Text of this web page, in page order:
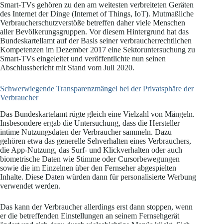
Smart-TVs gehören zu den am weitesten verbreiteten Geräten
des Internet der Dinge (Internet of Things, IoT). Mutmaßliche
Verbraucherschutzverstöße betreffen daher viele Menschen
aller Bevölkerungsgruppen. Vor diesem Hintergrund hat das
Bundeskartellamt auf der Basis seiner verbraucherrechtlichen
Kompetenzen im Dezember 2017 eine Sektoruntersuchung zu
Smart-TVs eingeleitet und veröffentlichte nun seinen
Abschlussbericht mit Stand vom Juli 2020.
Schwerwiegende Transparenzmängel bei der Privatsphäre der
Verbraucher
Das Bundeskartelamt rügte gleich eine Vielzahl von Mängeln.
Insbesondere ergab die Untersuchung, dass die Hersteller
intime Nutzungsdaten der Verbraucher sammeln. Dazu
gehören etwa das generelle Sehverhalten eines Verbrauchers,
die App-Nutzung, das Surf- und Klickverhalten oder auch
biometrische Daten wie Stimme oder Cursorbewegungen
sowie die im Einzelnen über den Fernseher abgespielten
Inhalte. Diese Daten würden dann für personalisierte Werbung
verwendet werden.
Das kann der Verbraucher allerdings erst dann stoppen, wenn
er die betreffenden Einstellungen an seinem Fernsehgerät